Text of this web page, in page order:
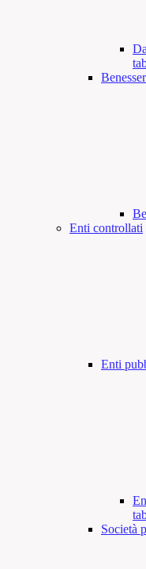
Enti controllati
Enti
Società